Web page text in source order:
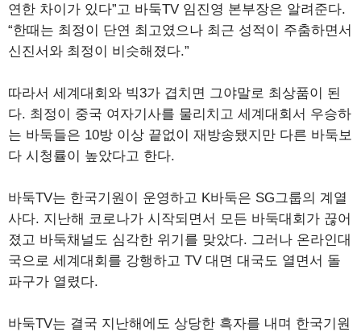
연한 차이가 있다”고 바둑TV 임진영 본부장은 알려준다.
“한때는 최정이 단연 최고였으나 최근 성적이 주춤하면서
신진서와 최정이 비슷해졌다.”
따라서 세계대회와 빅3가 겹치면 그야말로 최상품이 된
다. 최정이 중국 여자기사를 물리치고 세계대회서 우승하
는 바둑들은 10방 이상 끝없이 재방송됐지만 다른 바둑보
다 시청률이 높았다고 한다.
바둑TV는 한국기원이 운영하고 K바둑은 SG그룹의 계열
사다. 지난해 코로나가 시작되면서 모든 바둑대회가 끊어
졌고 바둑채널도 심각한 위기를 맞았다. 그러나 온라인대
국으로 세계대회를 강행하고 TV 대면 대국도 열면서 돌
파구가 열렸다.
바둑TV는 결국 지난해에도 상당한 흑자를 내며 한국기원